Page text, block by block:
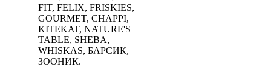
FIT, FELIX, FRISKIES,
GOURMET, CHAPPI,
KITEKAT, NATURE'S
TABLE, SHEBA,
WHISKAS, БАРСИК,
ЗООНИК.